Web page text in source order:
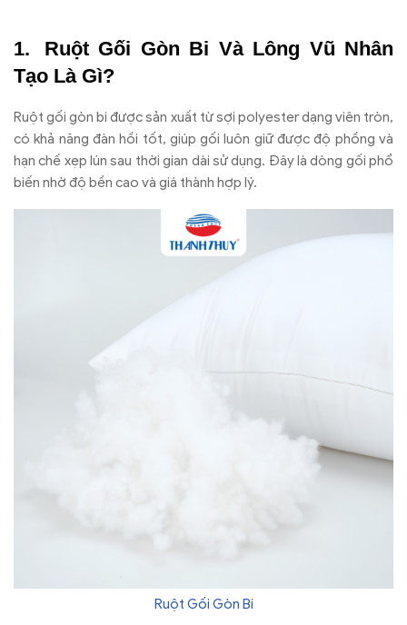
Ruột Gối Gòn Bi Và Lông Vũ Nhân
Tạo Là Gì?
Ruột gối gòn bi được sản xuất từ sợi polyester dạng viên tròn,
có khả năng đàn hồi tốt, giúp gối luôn giữ được độ phồng và
hạn chế xẹp lún sau thời gian dài sử dụng. Đây là dòng gối phổ
biến nhờ độ bền cao và giá thành hợp lý.
Ruột Gối Gòn Bi